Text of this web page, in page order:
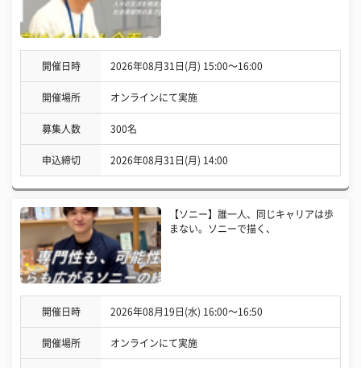
開催日時 2026年08月31日(月) 15:00〜16:00
開催場所 オンラインにて実施
募集人数 300名
申込締切 2026年08月31日(月) 14:00
【ソニー】誰一人、同じキャリアは歩
まない。ソニーで描く、
開催日時 2026年08月19日(水) 16:00〜16:50
開催場所 オンラインにて実施